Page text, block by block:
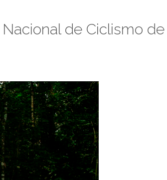
de Ciclismo de